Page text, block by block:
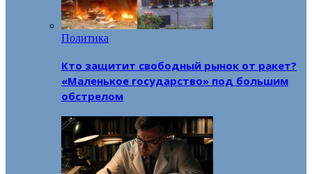
Политика
Кто защитит свободный рынок от ракет?
«Маленькое государство» под большим
обстрелом